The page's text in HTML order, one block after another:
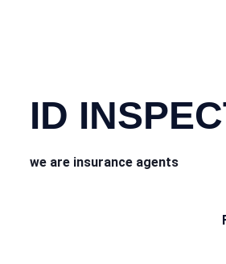
ID
we are insurance agents